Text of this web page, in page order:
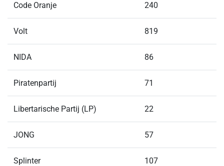
Code Oranje 240
Volt 819
NIDA 86
Piratenpartij 71
Libertarische Partij (LP) 22
JONG 57
Splinter 107